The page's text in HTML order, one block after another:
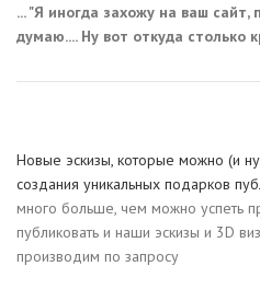
... "Я иногда захожу на ваш сайт,
думаю.... Ну вот откуда столько
Новые эскизы, которые можно (и
создания уникальных подарков
много больше, чем можно успеть
публиковать и наши эскизы и 3D
производим по запросу